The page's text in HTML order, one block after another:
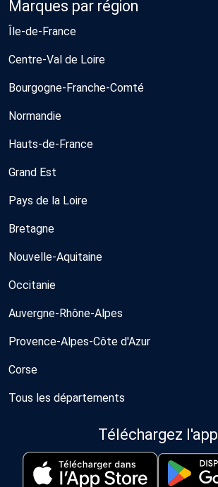
Marques par région
Île-de-France
Centre-Val de Loire
Bourgogne-Franche-Comté
Normandie
Hauts-de-France
Grand Est
Pays de la Loire
Bretagne
Nouvelle-Aquitaine
Occitanie
Auvergne-Rhône-Alpes
Provence-Alpes-Côte d'Azur
Corse
Tous les départements
Téléchargez l'app